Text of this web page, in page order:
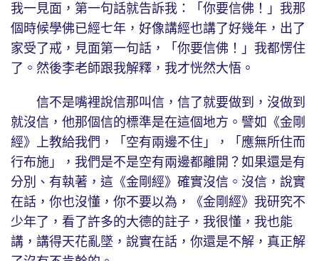
我一見面，第一句話就告訴我：「你要信佛！」我那
個時候學佛已經七年，好像講經也講了好幾年，出了
家受了戒，見面第一句話，「你要信佛！」我都愣住
了。然後李老師跟我解釋，我才恍然大悟。
信不是嘴裡說信那叫信，信了就要做到，沒做到
就沒信，他那個信的標準是在這個地方。譬如《金剛
經》上教給我們，「空有兩邊不住」，「應無所住而
行布施」，我們是不是空有兩邊都離開？如果還是有
分別、有執著，這《金剛經》確實沒信。沒信，說實
在話，你也沒懂，你不要以為，《金剛經》我研究不
少年了，看了許多的大德的註子，我很懂，我也能
講，講得天花亂墜，說實在話，你還是不解，真正解